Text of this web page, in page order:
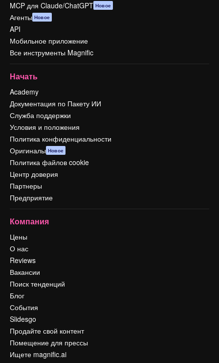
MCP для Claude/ChatGPT Новое
Агенты Новое
API
Мобильное приложение
Все инструменты Magnific
Начать
Academy
Документация по Пакету ИИ
Служба поддержки
Условия и положения
Политика конфиденциальности
Оригиналы Новое
Политика файлов cookie
Центр доверия
Партнеры
Предприятие
Компания
Цены
О нас
Reviews
Вакансии
Поиск тенденций
Блог
События
Slidesgo
Продайте свой контент
Помещение для прессы
Ищете magnific.ai